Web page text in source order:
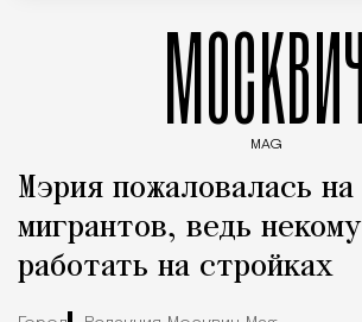
MAG
Мэрия пожаловалась
мигрантов, ведь
работать на стройках